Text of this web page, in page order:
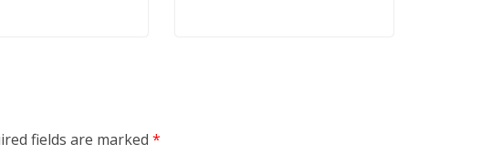
fields are marked *